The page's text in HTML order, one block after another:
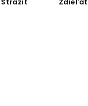
Strážiť Zdieľať